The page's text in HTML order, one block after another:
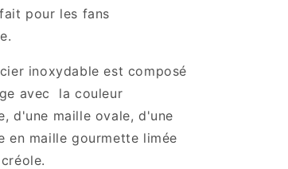
pour les fans
inoxydable est composé
avec la couleur
d'une maille ovale, d'une
en maille gourmette limée